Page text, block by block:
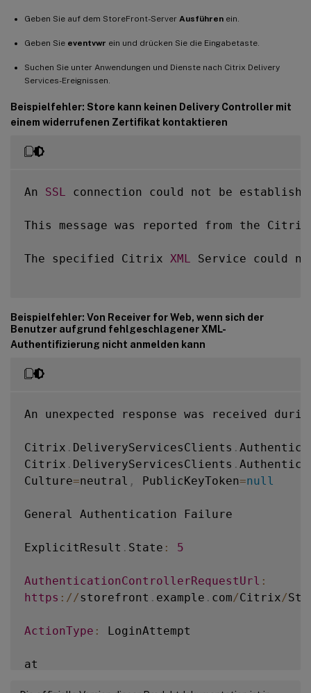
Geben Sie auf dem StoreFront-Server Ausführen ein.
Geben Sie eventvwr ein und drücken Sie die Eingabetaste.
Suchen Sie unter Anwendungen und Dienste nach Citrix Delivery
Services-Ereignissen.
Beispielfehler: Store kann keinen Delivery Controller mit
einem widerrufenen Zertifikat kontaktieren
An SSL connection could not be
This message was reported from the
The specified Citrix XML Service could
Beispielfehler: Von Receiver for Web, wenn sich der
Benutzer aufgrund fehlgeschlagener XML-
Authentifizierung nicht anmelden kann
An unexpected response was received
Citrix . DeliveryServicesClients .
Citrix . DeliveryServicesClients .
Culture=neutral , PublicKeyToken=null
General Authentication Failure
ExplicitResult . State : 5
AuthenticationControllerRequestUrl :
https : //storefront . example . com/Citrix/
ActionType : LoginAttempt
at